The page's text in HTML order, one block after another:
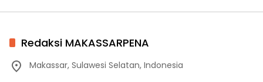
Redaksi MAKASSARPENA
Makassar, Sulawesi Selatan, Indonesia